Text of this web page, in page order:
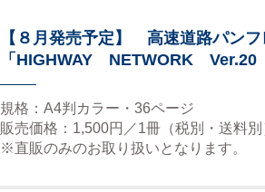
【８月発売予定】 高速道路パンフ
「HIGHWAY NETWORK Ver.20
規格：A4判カラー・36ページ
販売価格：1,500円／1冊（税別・送料別
※直販のみのお取り扱いとなります。